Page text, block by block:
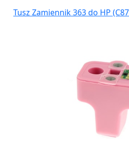
Tusz Zamiennik 363 do HP